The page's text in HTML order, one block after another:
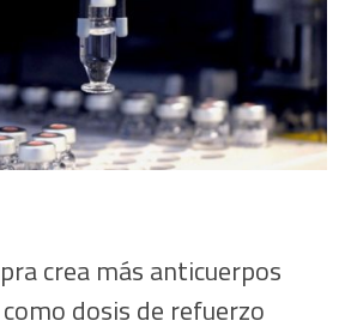
crea más anticuerpos
dosis de refuerzo